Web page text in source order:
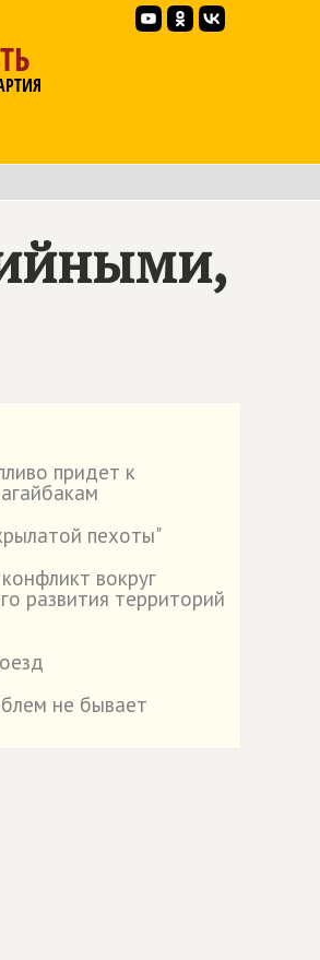
придет к
пехоты"
вокруг
развития территорий
не бывает